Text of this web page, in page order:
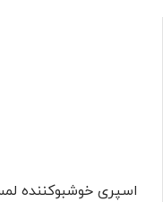
اسپری خوشبوکننده